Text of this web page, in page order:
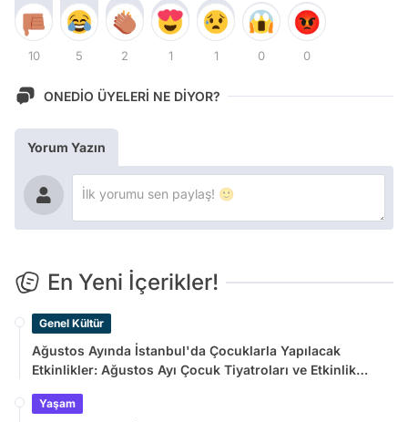
10 5 2 1 1 0 0
ONEDİO ÜYELERİ NE DİYOR?
Yorum Yazın
En Yeni İçerikler!
Genel Kültür
Ağustos Ayında İstanbul'da Çocuklarla Yapılacak
Etkinlikler: Ağustos Ayı Çocuk Tiyatroları ve Etkinlik
Yaşam